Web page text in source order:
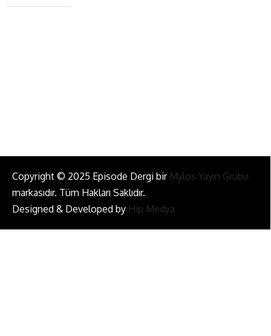
+90 543 345 46 00
Copyright © 2025 Episode Dergi bir Mylos Yayın Grubu
markasıdır. Tüm Hakları Saklıdır.
Designed & Developed by Hip Medya